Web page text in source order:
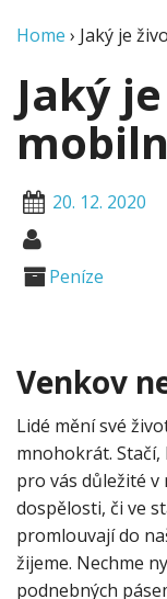
Home › Jaký je
Jaký
20. 12. 2020
Peníze
Venkov
Lidé mění své
mnohokrát. Stačí,
pro vás důležité v
dospělosti, či ve
promlouvají do
žijeme. Nechme
podnebných